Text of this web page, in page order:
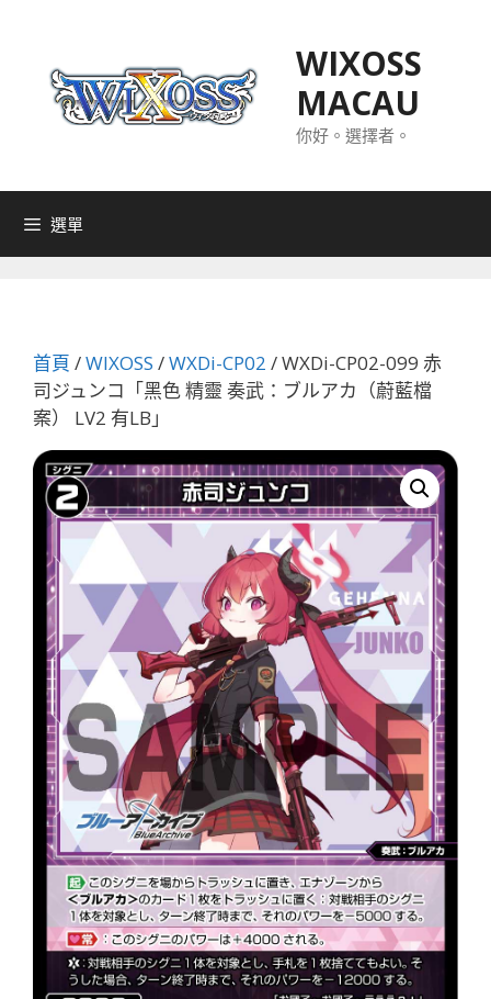
WIXOSS
MACAU
你好。選擇者。
選單
首頁 /WIXOSS /WXDi-CP02 / WXDi-CP02-099 赤
司ジュンコ「黑色 精靈 奏武：ブルアカ（蔚藍檔
案） LV2 有LB」